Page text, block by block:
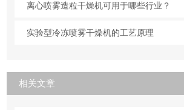
离心喷雾造粒干燥机可用于哪些行业？
实验型冷冻喷雾干燥机的工艺原理
相关文章